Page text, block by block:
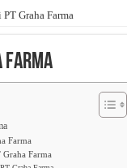
PT Graha Farma
Farma
Farma
Farma